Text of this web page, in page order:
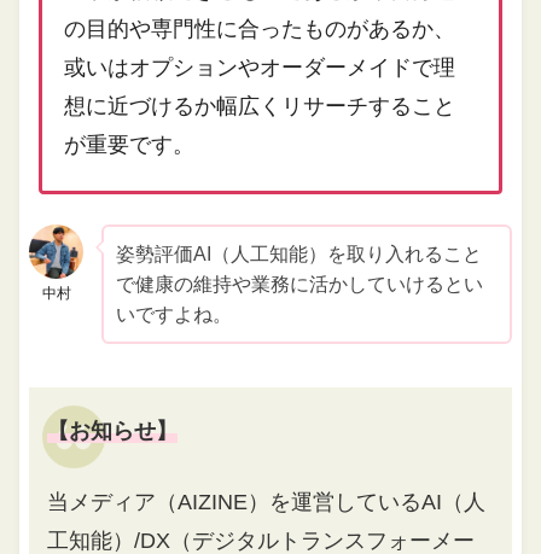
の目的や専門性に合ったものがあるか、
或いはオプションやオーダーメイドで理
想に近づけるか幅広くリサーチすること
が重要です。
中村
姿勢評価AI（人工知能）を取り入れること
で健康の維持や業務に活かしていけるとい
いですよね。
【お知らせ】
当メディア（AIZINE）を運営しているAI（人
工知能）/DX（デジタルトランスフォーメー